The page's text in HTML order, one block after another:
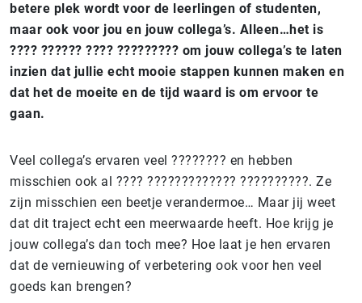
betere plek wordt voor de leerlingen of studenten,
maar ook voor jou en jouw collega’s. Alleen…het is
???? ?????? ???? ????????? om jouw collega’s te laten
inzien dat jullie echt mooie stappen kunnen maken en
dat het de moeite en de tijd waard is om ervoor te
gaan.
Veel collega’s ervaren veel ???????? en hebben
misschien ook al ???? ????????????? ??????????. Ze
zijn misschien een beetje verandermoe… Maar jij weet
dat dit traject echt een meerwaarde heeft. Hoe krijg je
jouw collega’s dan toch mee? Hoe laat je hen ervaren
dat de vernieuwing of verbetering ook voor hen veel
goeds kan brengen?